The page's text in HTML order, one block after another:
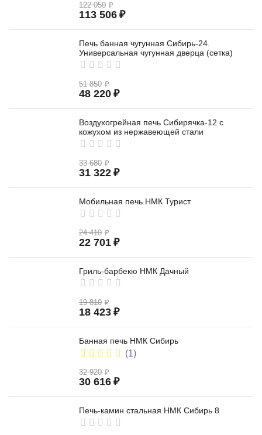
122 050 ₽
113 506 ₽
Печь банная чугунная Сибирь-24.
Универсальная чугунная дверца (сетка)
51 850 ₽
48 220 ₽
Воздухогрейная печь Сибирячка-12 с
кожухом из нержавеющей стали
33 680 ₽
31 322 ₽
Мобильная печь НМК Турист
24 410 ₽
22 701 ₽
Гриль-барбекю НМК Дачный
19 810 ₽
18 423 ₽
Банная печь НМК Сибирь
(1)
32 920 ₽
30 616 ₽
Печь-камин стальная НМК Сибирь 8